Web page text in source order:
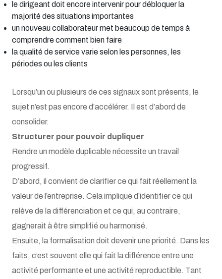
le dirigeant doit encore intervenir pour débloquer la
majorité des situations importantes
un nouveau collaborateur met beaucoup de temps à
comprendre comment bien faire
la qualité de service varie selon les personnes, les
périodes ou les clients
Lorsqu’un ou plusieurs de ces signaux sont présents, le
sujet n’est pas encore d’accélérer. Il est d’abord de
consolider.
Structurer pour pouvoir dupliquer
Rendre un modèle duplicable nécessite un travail
progressif.
D’abord, il convient de clarifier ce qui fait réellement la
valeur de l’entreprise. Cela implique d’identifier ce qui
relève de la différenciation et ce qui, au contraire,
gagnerait à être simplifié ou harmonisé.
Ensuite, la formalisation doit devenir une priorité. Dans les
faits, c’est souvent elle qui fait la différence entre une
activité performante et une activité reproductible. Tant